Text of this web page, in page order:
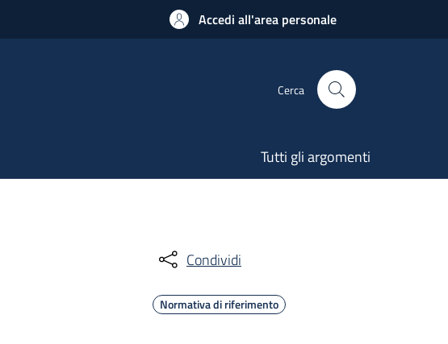
Accedi all'area personale
Cerca
Tutti gli argomenti
Condividi
Normativa di riferimento